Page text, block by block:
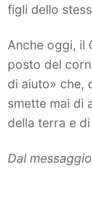
figli dello
Anche oggi, il
posto del
di aiuto» che,
smette mai di
della terra e
Dal